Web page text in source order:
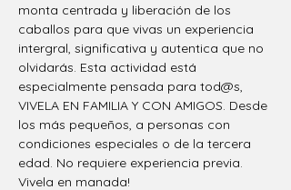
monta centrada y liberación de los
caballos para que vivas un experiencia
intergral, significativa y autentica que no
olvidarás. Esta actividad está
especialmente pensada para tod@s,
VIVELA EN FAMILIA Y CON AMIGOS. Desde
los más pequeños, a personas con
condiciones especiales o de la tercera
edad. No requiere experiencia previa.
Vivela en manada!